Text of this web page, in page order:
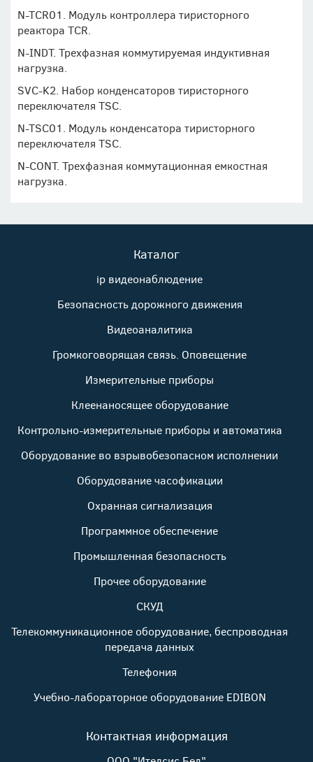
N-TCR01. Модуль контроллера тиристорного
реактора TCR.
N-INDT. Трехфазная коммутируемая индуктивная
нагрузка.
SVC-K2. Набор конденсаторов тиристорного
переключателя TSC.
N-TSC01. Модуль конденсатора тиристорного
переключателя TSC.
N-CONT. Трехфазная коммутационная емкостная
нагрузка.
Каталог
ip видеонаблюдение
Безопасность дорожного движения
Видеоаналитика
Громкоговорящая связь. Оповещение
Измерительные приборы
Клеенаносящее оборудование
Контрольно-измерительные приборы и автоматика
Оборудование во взрывобезопасном исполнении
Оборудование часофикации
Охранная сигнализация
Программное обеспечение
Промышленная безопасность
Прочее оборудование
СКУД
Телекоммуникационное оборудование, беспроводная
передача данных
Телефония
Учебно-лабораторное оборудование EDIBON
Контактная информация